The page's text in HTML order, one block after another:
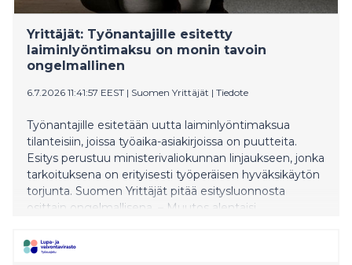
Yrittäjät: Työnantajille esitetty
laiminlyöntimaksu on monin tavoin
ongelmallinen
6.7.2026 11:41:57 EEST | Suomen Yrittäjät | Tiedote
Työnantajille esitetään uutta laiminlyöntimaksua
tilanteisiin, joissa työaika-asiakirjoissa on puutteita.
Esitys perustuu ministerivaliokunnan linjaukseen, jonka
tarkoituksena on erityisesti työperäisen hyväksikäytön
torjunta. Suomen Yrittäjät pitää esitysluonnosta
osittain ongelmallisena. – Muutos alentaisi
ole aiheutunut minkäänlaista vahinkoa. Se myös
kohtelisi yrityksiä epäyhdenvertaisesti, johtaja Atte